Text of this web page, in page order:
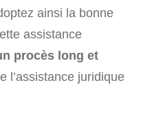
ainsi la bonne
assistance
procès long et
l’assistance juridique